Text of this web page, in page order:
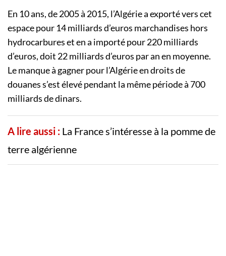
En 10 ans, de 2005 à 2015, l’Algérie a exporté vers cet
espace pour 14 milliards d’euros marchandises hors
hydrocarbures et en a importé pour 220 milliards
d’euros, doit 22 milliards d’euros par an en moyenne.
Le manque à gagner pour l’Algérie en droits de
douanes s’est élevé pendant la même période à 700
milliards de dinars.
A lire aussi : La France s’intéresse à la pomme de
terre algérienne